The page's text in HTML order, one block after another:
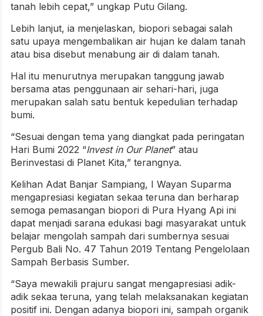
tanah lebih cepat,” ungkap Putu Gilang.
Lebih lanjut, ia menjelaskan, biopori sebagai salah
satu upaya mengembalikan air hujan ke dalam tanah
atau bisa disebut menabung air di dalam tanah.
Hal itu menurutnya merupakan tanggung jawab
bersama atas penggunaan air sehari-hari, juga
merupakan salah satu bentuk kepedulian terhadap
bumi.
“Sesuai dengan tema yang diangkat pada peringatan
Hari Bumi 2022 “Invest in Our Planet” atau
Berinvestasi di Planet Kita,” terangnya.
Kelihan Adat Banjar Sampiang, I Wayan Suparma
mengapresiasi kegiatan sekaa teruna dan berharap
semoga pemasangan biopori di Pura Hyang Api ini
dapat menjadi sarana edukasi bagi masyarakat untuk
belajar mengolah sampah dari sumbernya sesuai
Pergub Bali No. 47 Tahun 2019 Tentang Pengelolaan
Sampah Berbasis Sumber.
“Saya mewakili prajuru sangat mengapresiasi adik-
adik sekaa teruna, yang telah melaksanakan kegiatan
positif ini. Dengan adanya biopori ini, sampah organik